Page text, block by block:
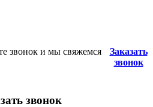
звонок и мы свяжемся
Заказать
звонок
звонок